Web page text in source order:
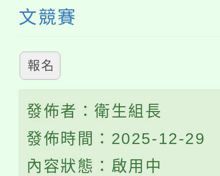
系所師生報名參加。
文競賽
報名
發佈者：衛生組長
發佈時間：2025-12-29
內容狀態：啟用中